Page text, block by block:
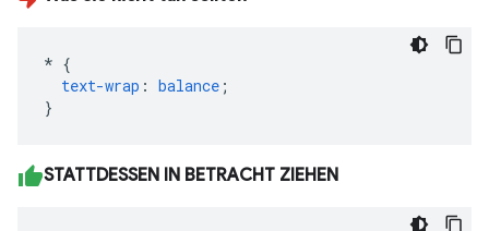
* {
text-wrap : balance ;
}
STATTDESSEN IN BETRACHT ZIEHEN